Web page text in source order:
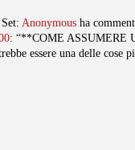
Anonymous ha
: “**COME ASSUMERE
essere una delle